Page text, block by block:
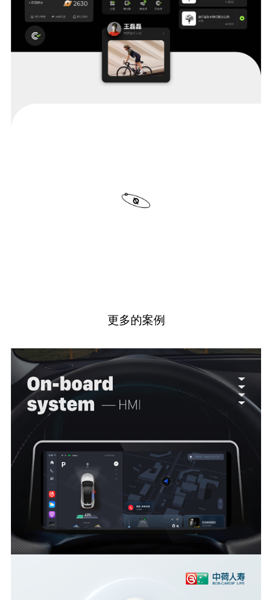
更多的案例